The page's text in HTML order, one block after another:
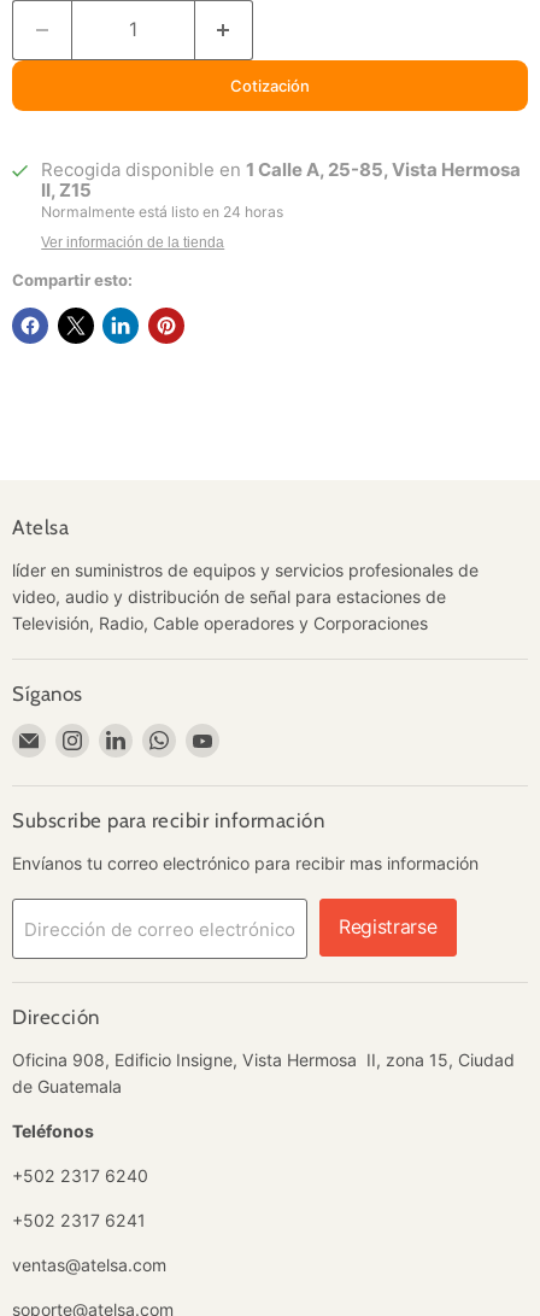
Cotización
Recogida disponible en1 Calle A, 25-85, Vista Hermosa
II, Z15
Normalmente está listo en 24 horas
Ver información de la tienda
Compartir esto:
Atelsa
líder en suministros de equipos y servicios profesionales de
video, audio y distribución de señal para estaciones de
Televisión, Radio, Cable operadores y Corporaciones
Síganos
Encuéntrenos
Correo
electrónico
Encuéntrenos
Instagram
Encuéntrenos
LinkedIn
Encuéntrenos
WhatsApp
Encuéntrenos
YouTube
Subscribe para recibir información
Envíanos tu correo electrónico para recibir mas información
Dirección de correo electrónico Registrarse
Dirección
Oficina 908, Edificio Insigne, Vista Hermosa II, zona 15, Ciudad
de Guatemala
Teléfonos
+502 2317 6240
+502 2317 6241
ventas@atelsa.com
soporte@atelsa.com